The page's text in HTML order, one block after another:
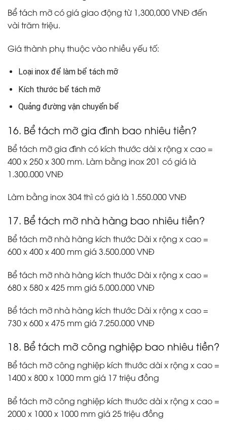
Bể tách mỡ có giá giao động từ 1,300,000 VNĐđến
vài trăm triệu.
Giá thành phụ thuộc vào nhiều yếu tố:
Loại inox để làm bể tách mỡ
Kích thước bể tách mỡ
Quảng đường vận chuyển bể
16. Bể tách mỡ gia đình bao nhiêu tiền?
Bể tách mỡ gia đình có kích thướcdài x rộng x cao =
400 x 250 x 300 mm. Làm bằng inox 201 có giá là
1.300.000 VNĐ
Làm bằng inox 304thì có giá là 1.550.000 VNĐ
17. Bể tách mỡ nhà hàng bao nhiêu tiền?
Bể tách mỡ nhà hàng kích thước Dài x rộng x cao =
600 x 400 x 400 mm giá 3.500.000 VNĐ
Bể tách mỡ nhà hàng kích thước Dài x rộng x cao =
680 x 580 x 425 mm giá 5.000.000 VNĐ
Bể tách mỡ nhà hàng kích thước Dài x rộng x cao =
730 x 600 x 475 mm giá 7.250.000 VNĐ
18. Bể tách mỡ công nghiệp bao nhiêu tiền?
Bể tách mỡ công nghiệp kích thước dài x rộng x cao =
1400 x 800 x 1000 mm giá 17 triệu đồng
Bể tách mỡ công nghiệp kích thước dài x rộng x cao =
2000 x 1000 x 1000 mm giá 25 triệu đồng